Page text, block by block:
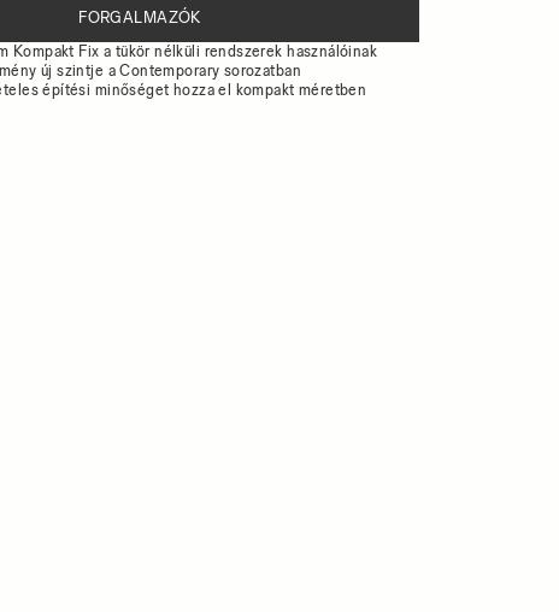
FORGALMAZÓK
Kompakt Fix a tükör nélküli rendszerek használóinak
új szintje a Contemporary sorozatban
építési minőséget hozza el kompakt méretben